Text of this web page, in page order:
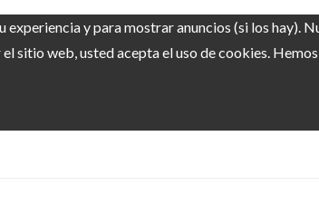
y para mostrar anuncios (si los hay).
sitio web, usted acepta el uso de cookies.